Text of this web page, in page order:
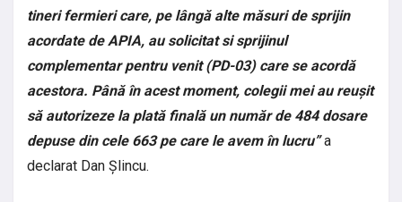
tineri fermieri care, pe lângă alte măsuri de sprijin
acordate de APIA, au solicitat si sprijinul
complementar pentru venit (PD-03) care se acordă
acestora. Până în acest moment, colegii mei au reușit
să autorizeze la plată finală un număr de 484 dosare
depuse din cele 663 pe care le avem în lucru”a
declarat Dan Șlincu.